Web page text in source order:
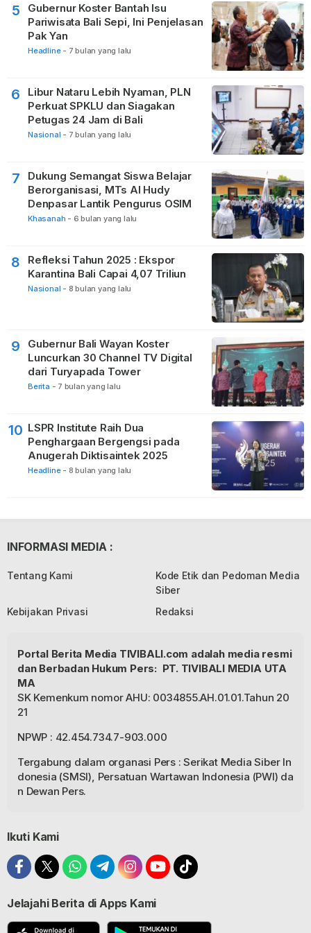
5
Gubernur Koster Bantah Isu
Pariwisata Bali Sepi, Ini Penjelasan
Pak Yan
Headline - 7 bulan yang lalu
6
Libur Nataru Lebih Nyaman, PLN
Perkuat SPKLU dan Siagakan
Petugas 24 Jam di Bali
Nasional - 7 bulan yang lalu
7
Dukung Semangat Siswa Belajar
Berorganisasi, MTs Al Hudy
Denpasar Lantik Pengurus OSIM
Khasanah - 6 bulan yang lalu
8
Refleksi Tahun 2025 : Ekspor
Karantina Bali Capai 4,07 Triliun
Nasional - 8 bulan yang lalu
9
Gubernur Bali Wayan Koster
Luncurkan 30 Channel TV Digital
dari Turyapada Tower
Berita - 7 bulan yang lalu
10 LSPR Institute Raih Dua
Penghargaan Bergengsi pada
Anugerah Diktisaintek 2025
Headline - 8 bulan yang lalu
INFORMASI MEDIA :
Tentang Kami
Kode Etik dan Pedoman Media
Siber
Kebijakan Privasi
Redaksi
Portal Berita Media TIVIBALI.com adalah media resmi
dan Berbadan Hukum Pers: PT. TIVIBALI MEDIA UTA
MA
SK Kemenkum nomor AHU: 0034855.AH.01.01.Tahun 20
21
NPWP : 42.454.734.7-903.000
Tergabung dalam organasi Pers : Serikat Media Siber In
donesia (SMSI), Persatuan Wartawan Indonesia (PWI) da
n Dewan Pers.
Ikuti Kami
Jelajahi Berita di Apps Kami